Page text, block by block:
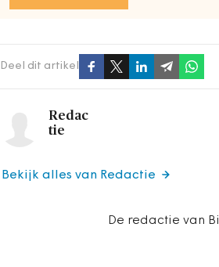
Deel dit artikel
Redac
tie
De redactie van
Bekijk alles van Redactie